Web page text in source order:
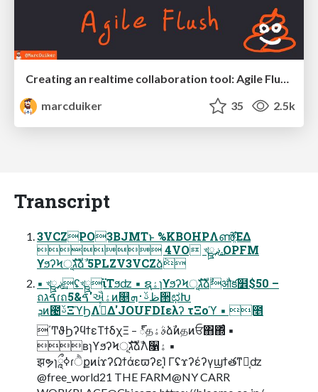
marcduiker
35 2.5k
Transcript
3VCZPO3BJMTͱ %KBOHPΛൺֱͯ͠ΈΔ
 4VO খྛޛ࢙ OPFM
ϒϧʔϞূ݊גࣜձࣾ 5PLZV3VCZձٞ
▪ খྛޛ࢙ʢখྛϊΤϧʣ ▪ ຊۀɿϒϧʔϞূ݊גࣜձࣾऔక໾$50 –
ถࠃגɾถࠃ&5'ઐۀͷ௕ظࢿ࢈ܗ੒ಛԽ
ܕͷ౤ࢿΞϓϦΛ࡞ͬͯΔ'JOUFDIελʔ τΞοϓ ▪ ೥
΄ͲϑϦʔϥϯεΤϯδχΞ – ్தࣄۀձࣾͷதͷਓ΋΍ͬͨ ▪
ʙɿϒϧʔϞূ݊גࣜձࣾΛ૑ۀ ▪
झຯɿཱྀߦɾੈքͷίϫʔΩϯάεϖʔεΊ͙ ΓʢϫʔέʔγϣϯతͳԿ͔ʣ
@free_world21 THE FARM@NY CARR